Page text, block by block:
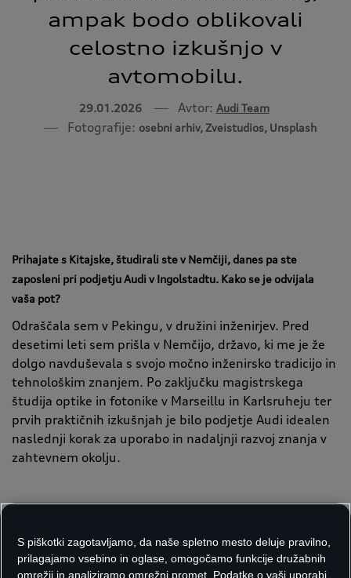
ampak bodo oblikovali
celostno izkušnjo v
avtomobilu.
29.01.2026 Avtor: Audi Team
Fotografije: osebni arhiv, Zveistudios, Unsplash
Prihajate s Kitajske, študirali ste v Nemčiji, danes pa ste
zaposleni pri podjetju Audi v Ingolstadtu. Kako se je odvijala
vaša pot?
Odraščala sem v Pekingu, v družini inženirjev. Pred
desetimi leti sem prišla v Nemčijo, državo, ki me je že
dolgo navduševala s svojo močno inženirsko tradicijo in
tehnološkim znanjem. Po zaključku magistrskega
študija optike in fotonike v Marseillu in Karlsruheju ter
prvih praktičnih izkušnjah je bilo podjetje Audi idealen
naslednji korak za uporabo in nadaljnji razvoj znanja v
zahtevnem okolju.
Moje delo prinaša številne vznemirljive izzive.
S piškotki zagotavljamo, da naše spletno mesto deluje pravilno,
prilagajamo vsebino in oglase, omogočamo funkcije družabnih
omrežij in analiziramo omrežni promet. Podatke o vaši uporabi